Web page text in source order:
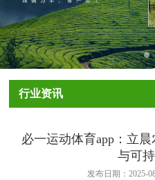
行业资讯
必一运动体育app：立
与可
发布日期：2025-